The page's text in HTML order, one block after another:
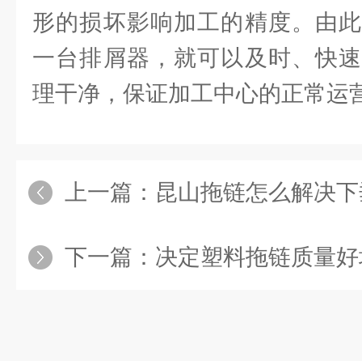
形的损坏影响加工的精度。由
一台排屑器，就可以及时、快
理干净，保证加工中心的正常运
上一篇： 昆山拖链怎么解决
下一篇： 决定塑料拖链质量